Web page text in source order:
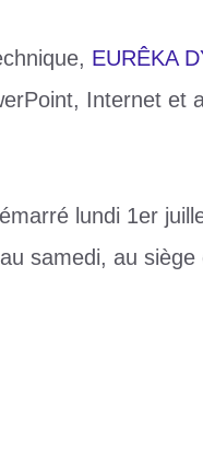
EURÊKA
Internet et
lundi 1er
samedi, au siège